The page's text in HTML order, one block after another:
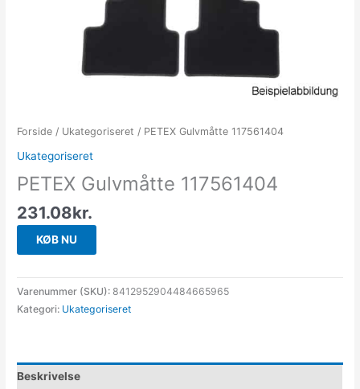
Forside / Ukategoriseret / PETEX Gulvmåtte 117561404
Ukategoriseret
PETEX Gulvmåtte 117561404
231.08kr.
KØB NU
Varenummer (SKU):8412952904484665965
Kategori: Ukategoriseret
Beskrivelse